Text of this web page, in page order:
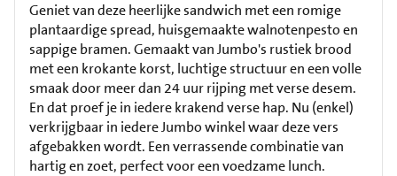
Geniet van deze heerlijke sandwich met een romige
plantaardige spread, huisgemaakte walnotenpesto en
sappige bramen. Gemaakt van Jumbo's rustiek brood
met een krokante korst, luchtige structuur en een volle
smaak door meer dan 24 uur rijping met verse desem.
En dat proef je in iedere krakend verse hap. Nu (enkel)
verkrijgbaar in iedere Jumbo winkel waar deze vers
afgebakken wordt. Een verrassende combinatie van
hartig en zoet, perfect voor een voedzame lunch.